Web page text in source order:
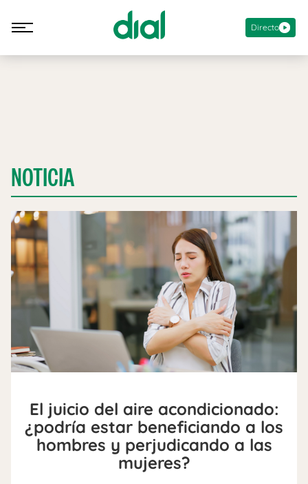
Directo
NOTICIA
El juicio del aire acondicionado:
¿podría estar beneficiando a los
hombres y perjudicando a las
mujeres?